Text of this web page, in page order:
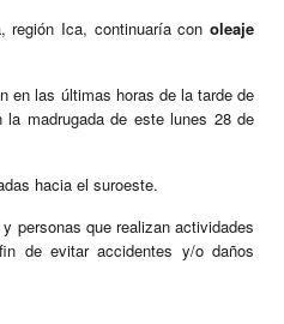
región Ica, continuaría con oleaje
en las últimas horas de la tarde de
madrugada de este lunes 28 de
hacia el suroeste.
personas que realizan actividades
de evitar accidentes y/o daños